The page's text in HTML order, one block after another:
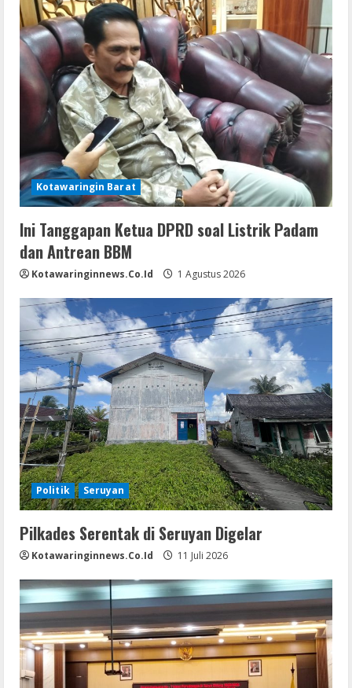
Kotawaringin Barat
Ini Tanggapan Ketua DPRD soal Listrik Padam
dan Antrean BBM
Kotawaringinnews.co.id 1 Agustus 2026
Politik Seruyan
Pilkades Serentak di Seruyan Digelar
Kotawaringinnews.co.id 11 Juli 2026